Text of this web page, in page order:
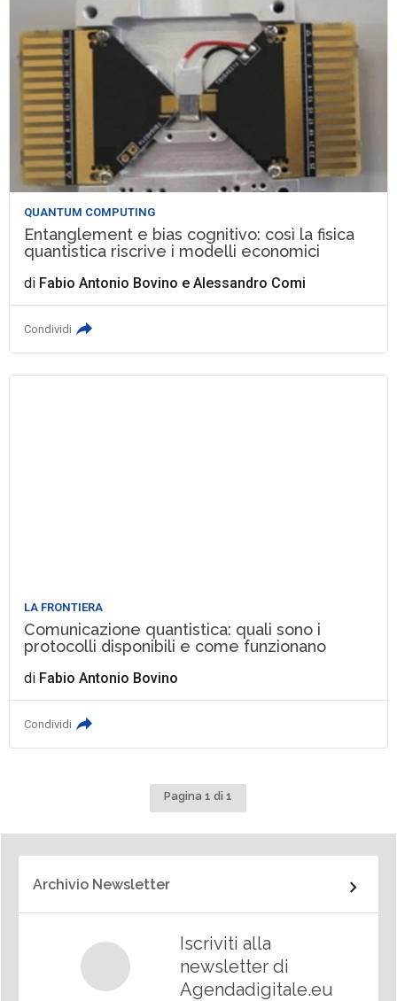
QUANTUM COMPUTING
Entanglement e bias cognitivo: così la fisica
quantistica riscrive i modelli economici
di Fabio Antonio Bovino eAlessandro Comi
Condividi
LA FRONTIERA
Comunicazione quantistica: quali sono i
protocolli disponibili e come funzionano
di Fabio Antonio Bovino
Condividi
Pagina 1 di 1
Archivio Newsletter
Iscriviti alla
newsletter di
Agendadigitale.eu